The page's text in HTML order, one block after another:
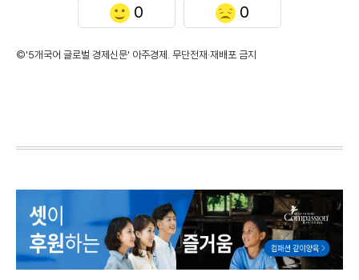
0 0
©'5개국어 글로벌 경제신문' 아주경제. 무단전재·재배포 금지